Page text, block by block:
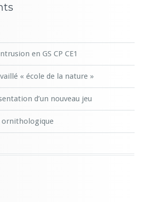
en GS CP CE1
« école de la nature »
d’un nouveau jeu
ornithologique